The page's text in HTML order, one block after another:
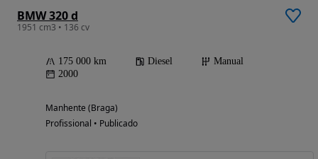
BMW 320 d
1951 cm3 • 136 cv
175 000 km Diesel
Manual
2000
Manhente (Braga)
Profissional • Publicado